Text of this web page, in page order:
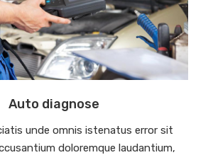
Auto diagnose
unde omnis istenatus error sit
doloremque laudantium,